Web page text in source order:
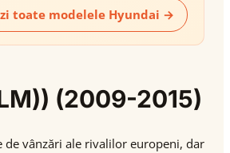
toate modelele Hyundai →
(2009-2015)
de vânzări ale rivalilor europeni, dar